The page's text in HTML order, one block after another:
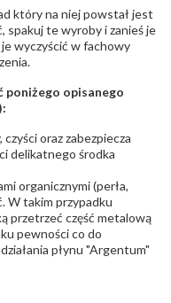
który na niej powstał jest
spakuj te wyroby i zanieś je
wyczyścić w fachowy
poniżego opisanego
oraz zabezpiecza
delikatnego środka
organicznymi (perła,
W takim przypadku
przetrzeć część metalową
pewności co do
płynu "Argentum"